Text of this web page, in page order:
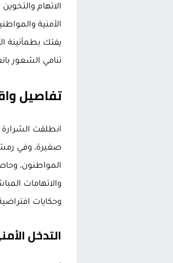
الاتهام
الأمنية
يفتك بطمأنينة
تنامي الشعور
تفاصيل
انطلقت
صغيرة، وفي
المواطنون،
والاتهامات
وحكايات
التدخل